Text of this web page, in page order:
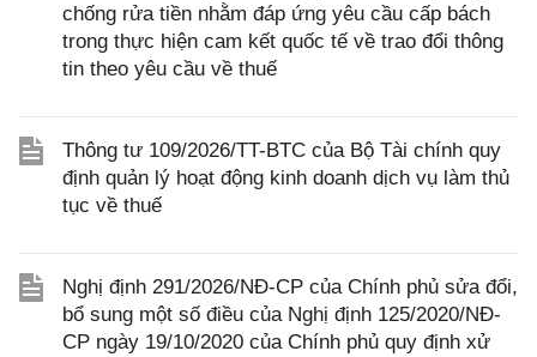
chống rửa tiền nhằm đáp ứng yêu cầu cấp bách
trong thực hiện cam kết quốc tế về trao đổi thông
tin theo yêu cầu về thuế
Thông tư 109/2026/TT-BTC của Bộ Tài chính quy
định quản lý hoạt động kinh doanh dịch vụ làm thủ
tục về thuế
Nghị định 291/2026/NĐ-CP của Chính phủ sửa đổi,
bổ sung một số điều của Nghị định 125/2020/NĐ-
CP ngày 19/10/2020 của Chính phủ quy định xử